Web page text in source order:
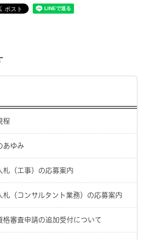
程
あゆみ
札（工事）の応募案内
札（コンサルタント業務）の応募案内
格審査申請の追加受付について